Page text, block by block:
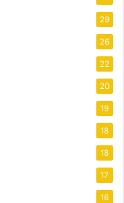
29
26
22
20
19
18
18
17
16